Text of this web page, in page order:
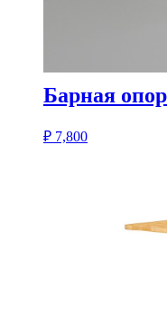
Барная
₽ 7,800